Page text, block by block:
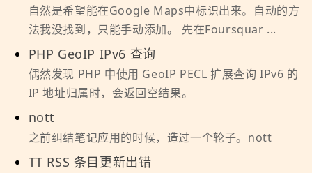
自然是希望能在Google Maps中标识出来。自动的方
法我没找到，只能手动添加。 先在Foursquar ...
PHP GeoIP IPv6 查询
偶然发现 PHP 中使用 GeoIP PECL 扩展查询 IPv6 的
IP 地址归属时，会返回空结果。
nott
之前纠结笔记应用的时候，造过一个轮子。nott
TT RSS 条目更新出错